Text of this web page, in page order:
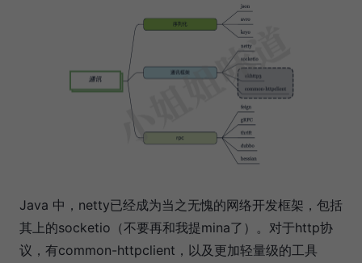
Java 中，netty已经成为当之无愧的网络开发框架，包括
其上的socketio（不要再和我提mina了）。对于http协
议，有common-httpclient，以及更加轻量级的工具